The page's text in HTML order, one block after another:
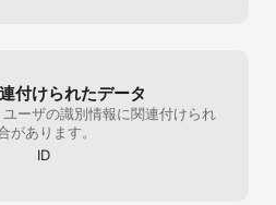
キュリティ選択＞該当アプリ選択＞
付けられたデータ
ーザの識別情報に関連付けられ
があります。
ID